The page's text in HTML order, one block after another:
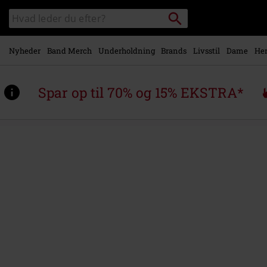
Gå til
hovedindhold
Søg
sortiment
Søg
Nyheder Band Merch Underholdning Brands Livsstil Dame
Spar op til 70% og 15% EKSTRA*